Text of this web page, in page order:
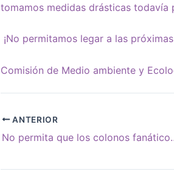
tomamos medidas drásticas todavía
¡No permitamos legar a las
Comisión de Medio ambiente y
ANTERIOR
No permita que los